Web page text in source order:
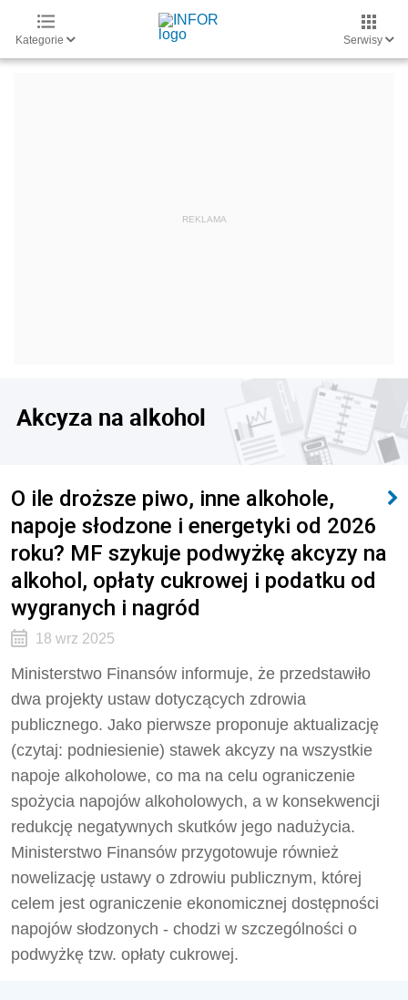
Kategorie Serwisy
Akcyza na alkohol
O ile droższe piwo, inne alkohole,
napoje słodzone i energetyki od 2026
roku? MF szykuje podwyżkę akcyzy na
alkohol, opłaty cukrowej i podatku od
wygranych i nagród
18 wrz 2025
Ministerstwo Finansów informuje, że przedstawiło
dwa projekty ustaw dotyczących zdrowia
publicznego. Jako pierwsze proponuje aktualizację
(czytaj: podniesienie) stawek akcyzy na wszystkie
napoje alkoholowe, co ma na celu ograniczenie
spożycia napojów alkoholowych, a w konsekwencji
redukcję negatywnych skutków jego nadużycia.
Ministerstwo Finansów przygotowuje również
nowelizację ustawy o zdrowiu publicznym, której
celem jest ograniczenie ekonomicznej dostępności
napojów słodzonych - chodzi w szczególności o
podwyżkę tzw. opłaty cukrowej.